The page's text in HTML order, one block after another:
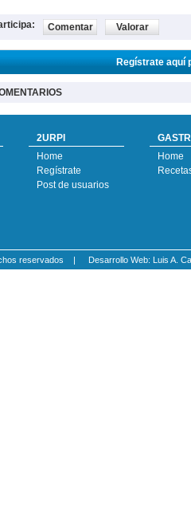
Comentar Valorar
Regístrate aquí
2URPI
Home
Regístrate
Post de usuarios
Home
reservados | Desarrollo Web: Luis